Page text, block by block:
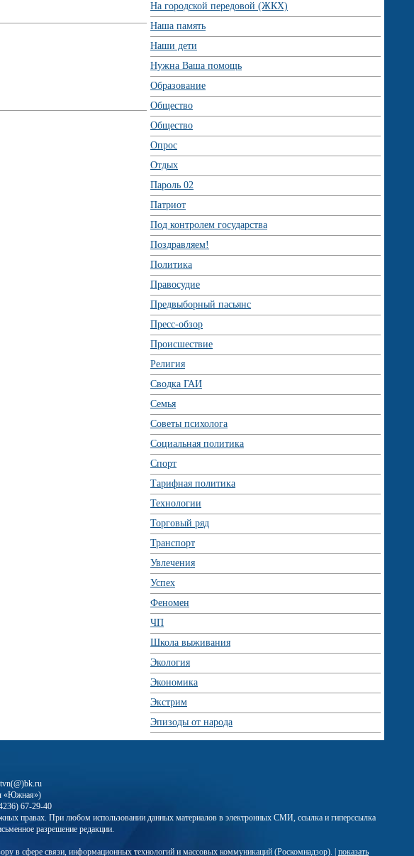
На городской передовой (ЖКХ)
Наша память
Наши дети
Нужна Ваша помощь
Образование
Общество
Общество
Опрос
Отдых
Пароль 02
Патриот
Под контролем государства
Поздравляем!
Политика
Правосудие
Предвыборный пасьянс
Пресс-обзор
Происшествие
Религия
Сводка ГАИ
Семья
Советы психолога
Социальная политика
Спорт
Тарифная политика
Технологии
Торговый ряд
Транспорт
Увлечения
Успех
Феномен
ЧП
Школа выживания
Экология
Экономика
Экстрим
Эпизоды от народа
«Южная»)
67-29-40
правах. При любом использовании данных материалов в электронных СМИ, ссылка и гиперссылка
разрешение редакции.
в сфере связи, информационных технологий и массовых коммуникаций (Роскомнадзор). | показать